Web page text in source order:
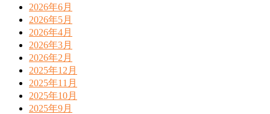
2026年6月
2026年5月
2026年4月
2026年3月
2026年2月
2025年12月
2025年11月
2025年10月
2025年9月